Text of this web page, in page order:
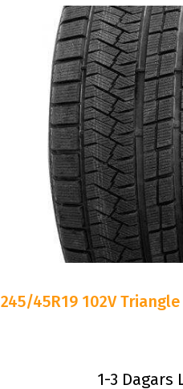
245/45R19 102V
1-3 Dagars